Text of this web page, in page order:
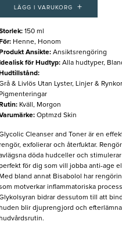
LÄGG I VARUKORG +
: 150 ml
För: Henne, Honom
Produkt Ansikte: Ansiktsrengöring
Idealisk för Hudtyp: Alla hudtyper,
Hudtillstånd:
& Livlös Utan Lyster, Linjer &
Pigmenteringar
Rutin: Kväll, Morgon
: Optmzd Skin
Cleanser and Toner är en
exfolierar och återfuktar.
döda hudceller och
för dig som vill jobba anti-age
Med bland annat Bisabolol har
motverkar inflammatoriska
bidrar dessutom till att
huden blir djuprengjord och
hudvårdsrutin.